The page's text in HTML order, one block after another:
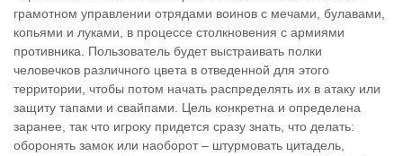
грамотном управлении отрядами воинов с мечами, булавами,
копьями и луками, в процессе столкновения с армиями
противника. Пользователь будет выстраивать полки
человечков различного цвета в отведенной для этого
территории, чтобы потом начать распределять их в атаку или
защиту тапами и свайпами. Цель конкретна и определена
заранее, так что игроку придется сразу знать, что делать:
оборонять замок или наоборот – штурмовать цитадель,